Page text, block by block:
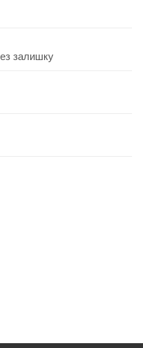
залишку